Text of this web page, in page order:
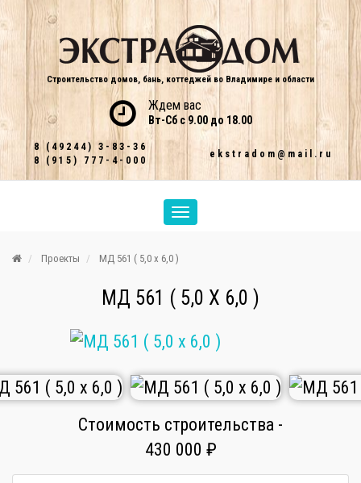
Строительство домов, бань, коттеджей во Владимире и области
Ждем вас
Вт-Сб с 9.00 до 18.00
8 (49244) 3-83-36
8 (915) 777-4-000
ekstradom@mail.ru
Проекты МД 561 ( 5,0 х 6,0 )
МД 561 ( 5,0 Х 6,0 )
Стоимость строительства -
430 000 ₽